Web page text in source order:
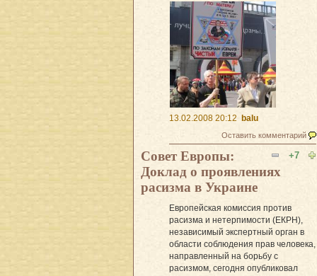
13.02.2008 20:12 balu
Оставить комментарий
+7
Совет Европы:
Доклад о проявлениях
расизма в Украине
Европейская комиссия против
расизма и нетерпимости (ЕКРН),
независимый экспертный орган в
области соблюдения прав человека,
направленный на борьбу с
расизмом, сегодня опубликовал